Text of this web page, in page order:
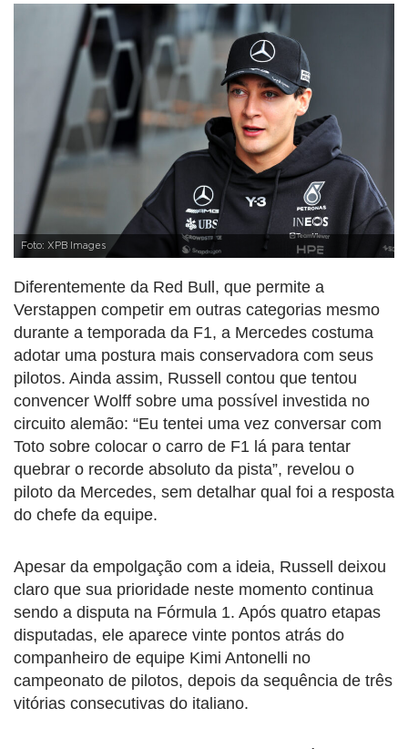
Foto: XPB Images
Diferentemente da Red Bull, que permite a
Verstappen competir em outras categorias mesmo
durante a temporada da F1, a Mercedes costuma
adotar uma postura mais conservadora com seus
pilotos. Ainda assim, Russell contou que tentou
convencer Wolff sobre uma possível investida no
circuito alemão: “Eu tentei uma vez conversar com
Toto sobre colocar o carro de F1 lá para tentar
quebrar o recorde absoluto da pista”, revelou o
piloto da Mercedes, sem detalhar qual foi a resposta
do chefe da equipe.
Apesar da empolgação com a ideia, Russell deixou
claro que sua prioridade neste momento continua
sendo a disputa na Fórmula 1. Após quatro etapas
disputadas, ele aparece vinte pontos atrás do
companheiro de equipe Kimi Antonelli no
campeonato de pilotos, depois da sequência de três
vitórias consecutivas do italiano.